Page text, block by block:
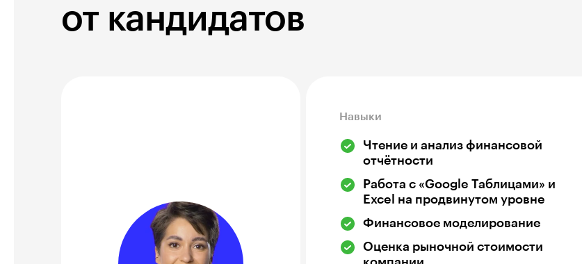
от кандидатов
Навыки
Чтение и анализ финансовой
отчётности
Работа с «Google Таблицами» и
Excel на продвинутом уровне
Финансовое моделирование
Оценка рыночной стоимости